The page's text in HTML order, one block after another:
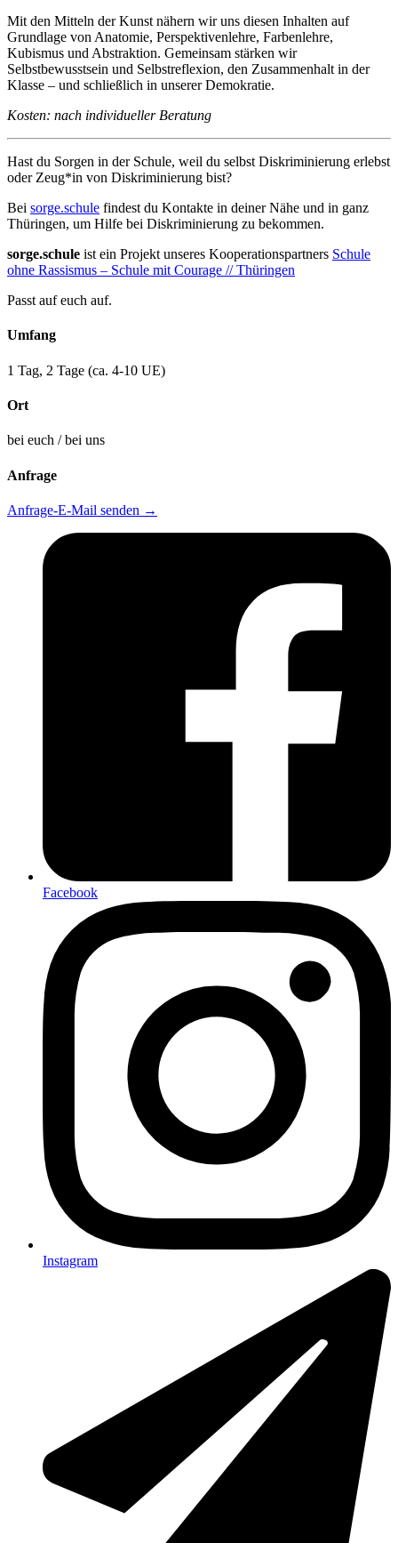
Mit den Mitteln der Kunst nähern wir uns diesen Inhalten auf
Grundlage von Anatomie, Perspektivenlehre, Farbenlehre,
Kubismus und Abstraktion. Gemeinsam stärken wir
Selbstbewusstsein und Selbstreflexion, den Zusammenhalt in der
Klasse – und schließlich in unserer Demokratie.
Kosten: nach individueller Beratung
Hast du Sorgen in der Schule, weil du selbst Diskriminierung erlebst
oder Zeug*in von Diskriminierung bist?
Bei sorge.schule findest du Kontakte in deiner Nähe und in ganz
Thüringen, um Hilfe bei Diskriminierung zu bekommen.
sorge.schule ist ein Projekt unseres Kooperationspartners Schule
ohne Rassismus – Schule mit Courage /​/​ Thüringen
Passt auf euch auf.
Umfang
1 Tag, 2 Tage (ca. 4-10 UE)
Ort
bei euch / bei uns
Anfrage
Anfrage-E-Mail senden →
Facebook
Instagram